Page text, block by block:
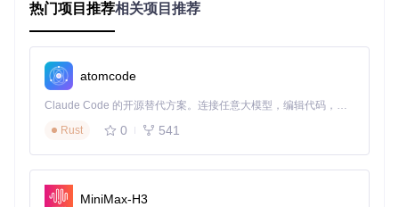
5-8℃，同时避免了持续满速运转的噪音问题。
3. 多设备兼容架构
eripheralsProvider.cs中动态加载设备驱动。目前已支持RO
热门项目推荐相关项目推荐
atomcode
Claude Code 的开源替代方案。连接任意大模型，编辑代码，运行命令，自动验证 — 全自动执行。用 Rust 构建，极致性能。 ｜ An open-source alternative to Claude Code. Connect any LLM, edit code, run commands, and verify changes — autonomously. Built in Rust for speed. Get Started
Rust
0 541
MiniMax-H3